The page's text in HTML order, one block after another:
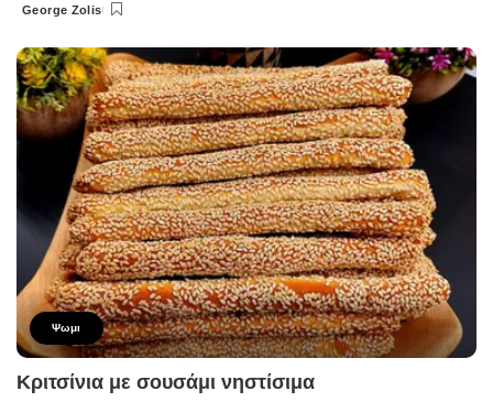
Posted
George Zolis
Ψωμι
Κριτσίνια με σουσάμι νηστίσιμα